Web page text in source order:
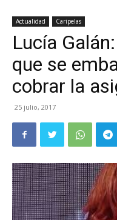
Actualidad Caripelas
Lucía
que se
cobrar la
25 julio, 2017